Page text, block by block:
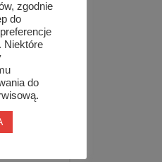
zgodnie
do
Niektóre
do